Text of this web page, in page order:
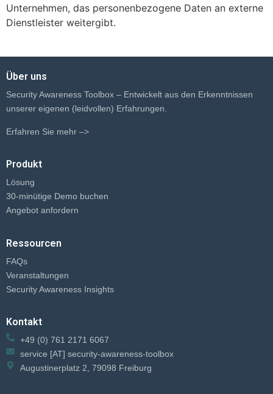
Unternehmen, das personenbezogene Daten an externe
Dienstleister weitergibt.
Über uns
Security Awareness Toolbox – Entwickelt aus den Erkenntnissen
unserer eigenen (leidvollen) Erfahrungen.
Erfahren Sie mehr –>
Produkt
Lösung
30-minütige Demo buchen
Angebot anfordern
Ressourcen
FAQs
Veranstaltungen
Security Awareness Insights
Kontakt
+49 (0) 761 2171 6067
service [AT] security-awareness-toolbox
Augustinerplatz 2, 79098 Freiburg